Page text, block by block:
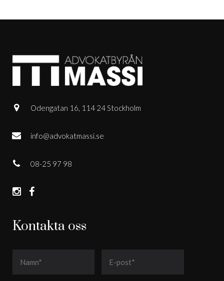
Kontakta oss
Odengatan 16, 114 24 Stockholm
info@advokatmassi.se
08-25 97 98